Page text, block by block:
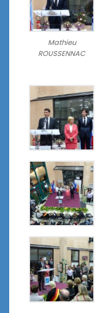
Mathieu
ROUSSENNAC